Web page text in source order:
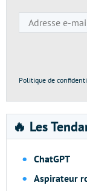
Politique de
🔥 Les
ChatGPT
Aspirateur